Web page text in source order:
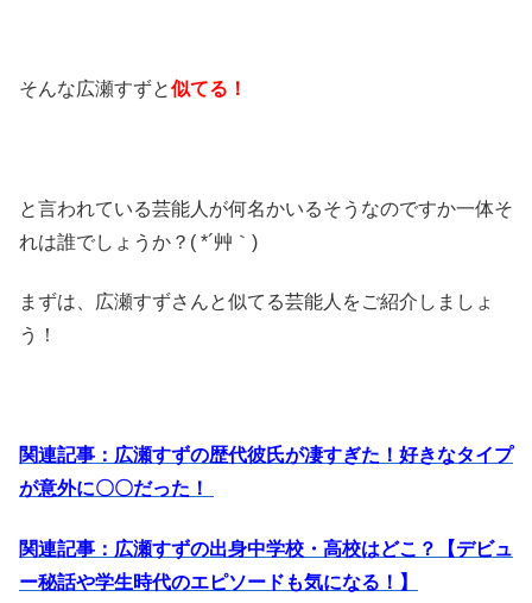
そんな広瀬すずと似てる！
と言われている芸能人が何名かいるそうなのですか一体そ
れは誰でしょうか？( *´艸｀)
まずは、広瀬すずさんと似てる芸能人をご紹介しましょ
う！
関連記事：広瀬すずの歴代彼氏が凄すぎた！好きなタイプ
が意外に〇〇だった！
関連記事：広瀬すずの出身中学校・高校はどこ？【デビュ
ー秘話や学生時代のエピソードも気になる！】